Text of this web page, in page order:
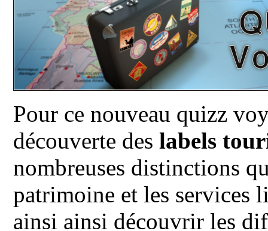
Pour ce nouveau quizz
découverte deslabels
nombreuses distinctions
patrimoine et les services
ainsi ainsi découvrir les